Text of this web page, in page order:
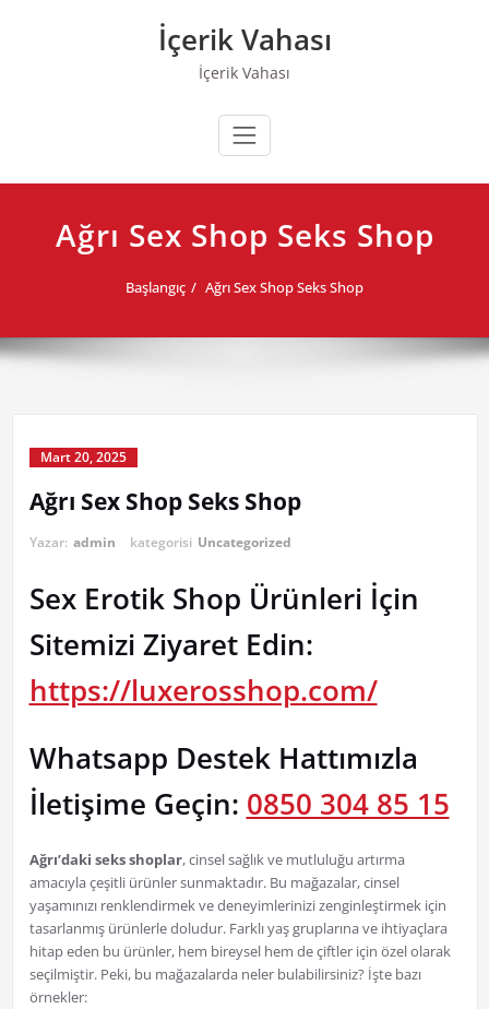
İçerik Vahası
İçerik Vahası
Ağrı Sex Shop Seks Shop
Başlangıç Ağrı Sex Shop Seks Shop
Mart 20, 2025
Ağrı Sex Shop Seks Shop
Yazar: admin kategorisi Uncategorized
Sex Erotik Shop Ürünleri İçin
Sitemizi Ziyaret Edin:
https://luxerosshop.com/
Whatsapp Destek Hattımızla
İletişime Geçin: 0850 304 85 15
Ağrı’daki seks shoplar, cinsel sağlık ve mutluluğu artırma
amacıyla çeşitli ürünler sunmaktadır. Bu mağazalar, cinsel
yaşamınızı renklendirmek ve deneyimlerinizi zenginleştirmek için
tasarlanmış ürünlerle doludur. Farklı yaş gruplarına ve ihtiyaçlara
hitap eden bu ürünler, hem bireysel hem de çiftler için özel olarak
seçilmiştir. Peki, bu mağazalarda neler bulabilirsiniz? İşte bazı
örnekler: